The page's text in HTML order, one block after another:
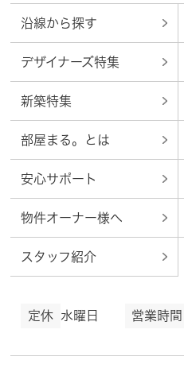
沿線から探す
デザイナーズ特集
新築特集
部屋まる。とは
安心サポート
物件オーナー様へ
スタッフ紹介
定休 水曜日 営業時間